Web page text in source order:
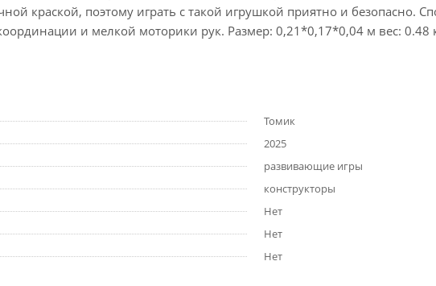
краской, поэтому играть с такой игрушкой приятно и безопасно.
и мелкой моторики рук. Размер: 0,21*0,17*0,04 м вес: 0.48
Томик
2025
развивающие игры
конструкторы
Нет
Нет
Нет